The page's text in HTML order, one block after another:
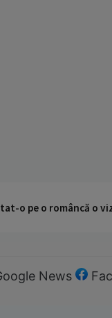
o pe o româncă o
News